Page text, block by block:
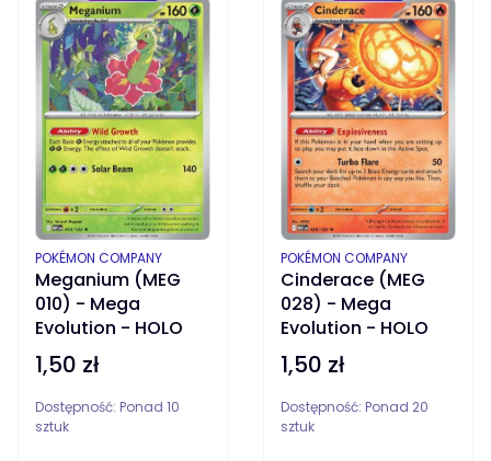
Meganium (MEG
010) - Mega
Evolution - HOLO
PRODUCENT
POKÉMON COMPANY
Cena
1,50 zł
Dostępność: Ponad 10
sztuk
Cinderace (MEG
028) - Mega
Evolution - HOLO
PRODUCENT
POKÉMON COMPANY
Cena
1,50 zł
Dostępność: Ponad 20
sztuk